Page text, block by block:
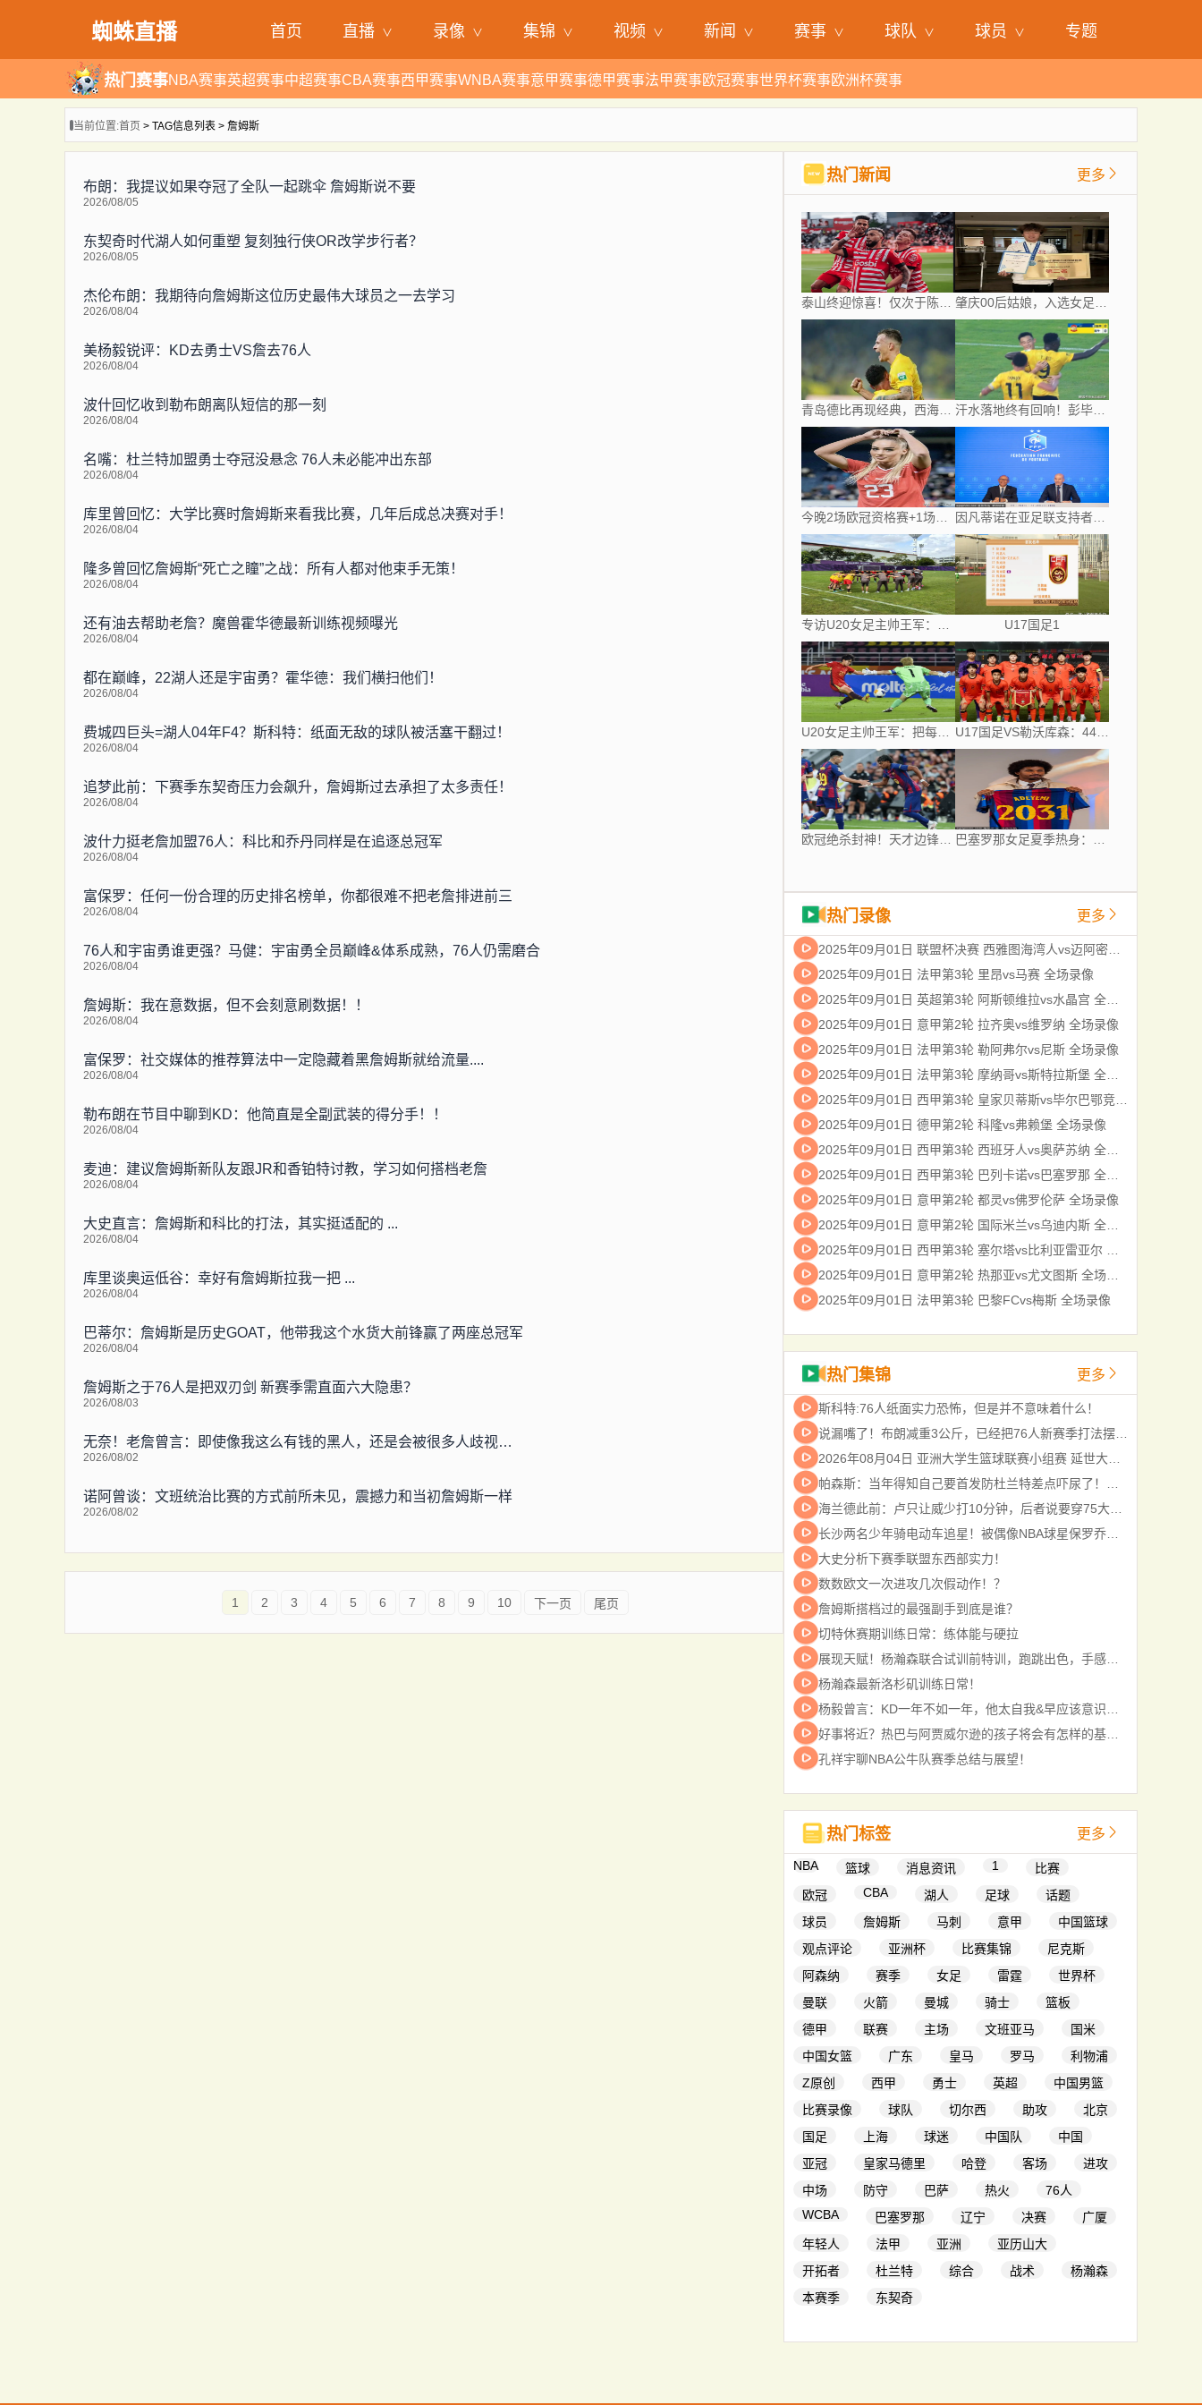
蜘蛛直播 首页 直播 录像 集锦 视频 新闻 赛事 球队 球员 专题
热门赛事NBA赛事英超赛事中超赛事CBA赛事西甲赛事WNBA赛事意甲赛事德甲赛事法甲赛事欧冠赛事世界杯赛事欧洲杯赛事
当前位置:首页 > TAG信息列表 > 詹姆斯
布朗：我提议如果夺冠了全队一起跳伞 詹姆斯说不要
2026/08/05
东契奇时代湖人如何重塑 复刻独行侠OR改学步行者？
2026/08/05
杰伦布朗：我期待向詹姆斯这位历史最伟大球员之一去学习
2026/08/04
美杨毅锐评：KD去勇士VS詹去76人
2026/08/04
波什回忆收到勒布朗离队短信的那一刻
2026/08/04
名嘴：杜兰特加盟勇士夺冠没悬念 76人未必能冲出东部
2026/08/04
库里曾回忆：大学比赛时詹姆斯来看我比赛，几年后成总决赛对手！
2026/08/04
隆多曾回忆詹姆斯“死亡之瞳”之战：所有人都对他束手无策！
2026/08/04
还有油去帮助老詹？魔兽霍华德最新训练视频曝光
2026/08/04
都在巅峰，22湖人还是宇宙勇？霍华德：我们横扫他们！
2026/08/04
费城四巨头=湖人04年F4？斯科特：纸面无敌的球队被活塞干翻过！
2026/08/04
追梦此前：下赛季东契奇压力会飙升，詹姆斯过去承担了太多责任！
2026/08/04
波什力挺老詹加盟76人：科比和乔丹同样是在追逐总冠军
2026/08/04
富保罗：任何一份合理的历史排名榜单，你都很难不把老詹排进前三
2026/08/04
76人和宇宙勇谁更强？马健：宇宙勇全员巅峰&体系成熟，76人仍需磨合
2026/08/04
詹姆斯：我在意数据，但不会刻意刷数据！！
2026/08/04
富保罗：社交媒体的推荐算法中一定隐藏着黑詹姆斯就给流量....
2026/08/04
勒布朗在节目中聊到KD：他简直是全副武装的得分手！！
2026/08/04
麦迪：建议詹姆斯新队友跟JR和香铂特讨教，学习如何搭档老詹
2026/08/04
大史直言：詹姆斯和科比的打法，其实挺适配的 ...
2026/08/04
库里谈奥运低谷：幸好有詹姆斯拉我一把 ...
2026/08/04
巴蒂尔：詹姆斯是历史GOAT，他带我这个水货大前锋赢了两座总冠军
2026/08/04
詹姆斯之于76人是把双刃剑 新赛季需直面六大隐患？
2026/08/03
无奈！老詹曾言：即使像我这么有钱的黑人，还是会被很多人歧视…
2026/08/02
诺阿曾谈：文班统治比赛的方式前所未见，震撼力和当初詹姆斯一样
2026/08/02
1 2 3 4 5 6 7 8 9 10 下一页 尾页
热门新闻 更多
U17国足1
热门录像 更多
2025年09月01日 法甲第3轮 里昂vs马赛 全场录像
2025年09月01日 意甲第2轮 拉齐奥vs维罗纳 全场录像
2025年09月01日 法甲第3轮 勒阿弗尔vs尼斯 全场录像
2025年09月01日 德甲第2轮 科隆vs弗赖堡 全场录像
2025年09月01日 意甲第2轮 都灵vs佛罗伦萨 全场录像
2025年09月01日 法甲第3轮 巴黎FCvs梅斯 全场录像
热门集锦 更多
斯科特:76人纸面实力恐怖，但是并不意味着什么！
大史分析下赛季联盟东西部实力！
数数欧文一次进攻几次假动作！？
詹姆斯搭档过的最强副手到底是谁？
切特休赛期训练日常：练体能与硬拉
杨瀚森最新洛杉矶训练日常！
孔祥宇聊NBA公牛队赛季总结与展望！
热门标签 更多
NBA 篮球 消息资讯 1
比赛
欧冠
CBA 湖人 足球
话题
球员
詹姆斯 马刺 意甲
中国篮球
观点评论
亚洲杯 比赛集锦
尼克斯
阿森纳
赛季 女足 雷霆
世界杯
曼联
火箭 曼城 骑士
篮板
德甲
联赛 主场 文班亚马
国米
中国女篮
广东 皇马 罗马
利物浦
Z原创
西甲 勇士 英超
中国男篮
比赛录像
球队 切尔西 助攻
北京
国足
上海 球迷 中国队
中国
亚冠
皇家马德里 哈登 客场
进攻
中场
防守 巴萨 热火
76人
WCBA
巴塞罗那 辽宁 决赛
广厦
年轻人
法甲 亚洲
亚历山大
开拓者
杜兰特 综合 战术
杨瀚森
本赛季
东契奇